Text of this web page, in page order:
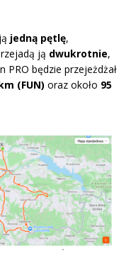
jedną pętlę,
ją dwukrotnie,
będzie przejeżdżał
(FUN) oraz około 95